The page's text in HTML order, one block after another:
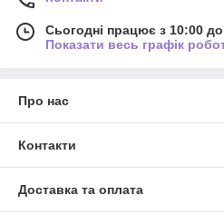
Сьогодні працює з 10:00
Показати весь графік
Про нас
Контакти
Доставка та оплата